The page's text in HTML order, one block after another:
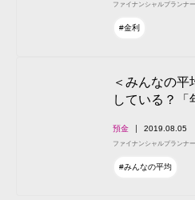
ファイナンシャルプランナ
#金利
＜みんなの平
している？「
預金 2019.08.05
ファイナンシャルプランナ
#みんなの平均